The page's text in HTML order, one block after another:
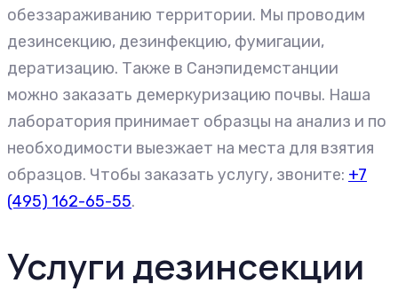
обеззараживанию территории. Мы проводим
дезинсекцию, дезинфекцию, фумигации,
дератизацию. Также в Санэпидемстанции
можно заказать демеркуризацию почвы. Наша
лаборатория принимает образцы на анализ и по
необходимости выезжает на места для взятия
образцов. Чтобы заказать услугу, звоните: +7
(495) 162-65-55.
Услуги дезинсекции